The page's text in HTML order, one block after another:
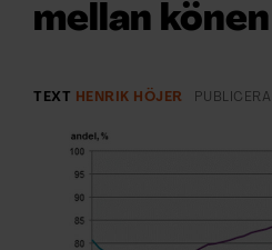
ARKIV & E-TIDNING
LYSSNA/PODD
EVENEMANG & RESOR
SHOP
mellan könen
TEXT HENRIK HÖJER